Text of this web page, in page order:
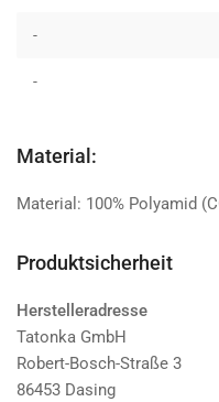
-
-
Material:
Material: 100% Polyamid
Produktsicherheit
Herstelleradresse
Tatonka GmbH
Robert-Bosch-Straße 3
86453 Dasing